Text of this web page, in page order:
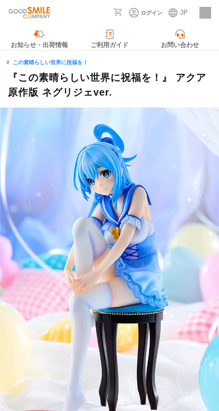
ログイン JP
採用情報
お知らせ・出荷情報 ご利用ガイド お問い合わせ
この素晴らしい世界に祝福を！
『この素晴らしい世界に祝福を！』 アクア
原作版 ネグリジェver.